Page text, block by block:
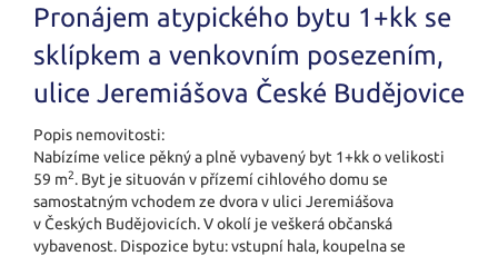
Pronájem atypického bytu 1+kk se
sklípkem a venkovním posezením,
ulice Jeremiášova České Budějovice
Popis nemovitosti:
Nabízíme velice pěkný a plně vybavený byt 1+kk o velikosti
59 m2. Byt je situován v přízemí cihlového domu se
samostatným vchodem ze dvora v ulici Jeremiášova
v Českých Budějovicích. V okolí je veškerá občanská
vybavenost. Dispozice bytu: vstupní hala, koupelna se